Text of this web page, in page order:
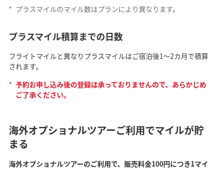
* プラスマイルのマイル数はプランにより異なります。
プラスマイル積算までの日数
フライトマイルと異なりプラスマイルはご宿泊後1～2カ月で積算
されます。
* 予約お申し込み後の登録は承っておりませんので、あらかじめ
ご了承ください。
海外オプショナルツアーご利用でマイルが貯
まる
海外オプショナルツアーのご利用で、販売料金100円につき1マイ